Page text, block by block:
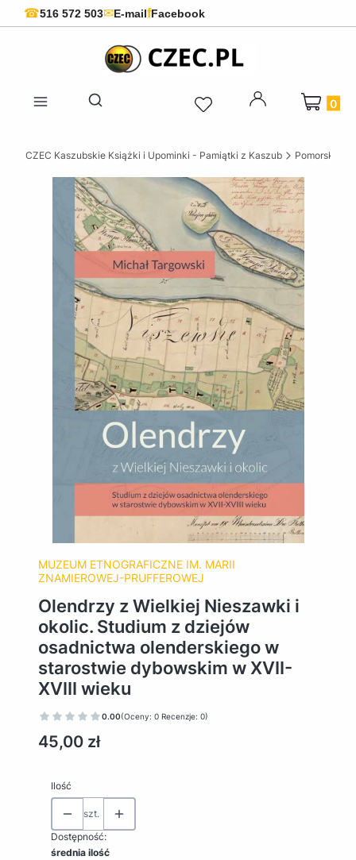
☎516 572 503✉E-mailfFacebook
Otwórz wyszukiwarkę
Produkty
CZEC Kaszubskie Książki i Upominki - Pamiątki z Kaszub Pomorskie
MUZEUM ETNOGRAFICZNE IM. MARII
ZNAMIEROWEJ-PRUFFEROWEJ
Olendrzy z Wielkiej Nieszawki i
okolic. Studium z dziejów
osadnictwa olenderskiego w
starostwie dybowskim w XVII-
XVIII wieku
0.00(Oceny: 0 Recenzje: 0)
Cena
45,00 zł
Ilość
szt.
Dostępność:
średnia ilość